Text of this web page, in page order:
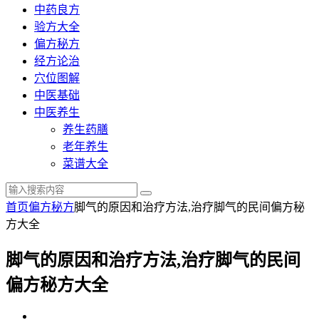
中药良方
验方大全
偏方秘方
经方论治
穴位图解
中医基础
中医养生
养生药膳
老年养生
菜谱大全
首页偏方秘方脚气的原因和治疗方法,治疗脚气的民间偏方秘
方大全
脚气的原因和治疗方法,治疗脚气的民间
偏方秘方大全